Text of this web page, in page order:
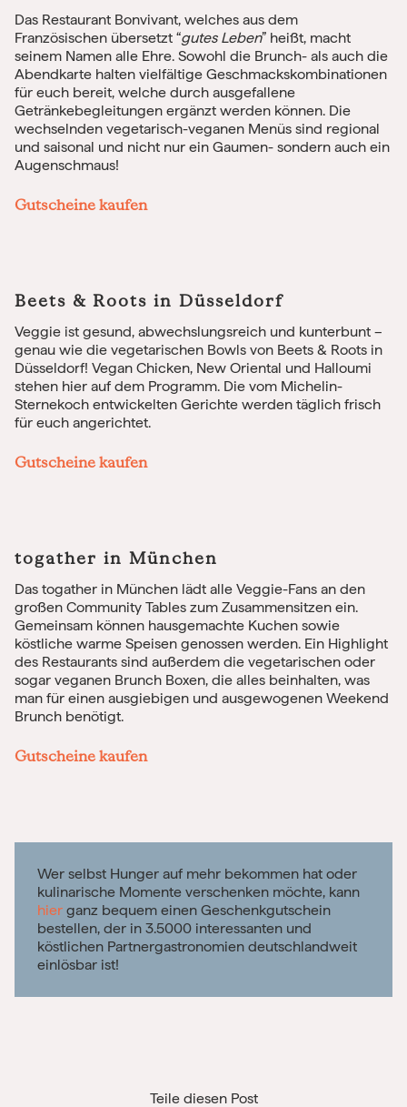
Das Restaurant Bonvivant, welches aus dem
Französischen übersetzt “gutes Leben” heißt, macht
seinem Namen alle Ehre. Sowohl die Brunch- als auch die
Abendkarte halten vielfältige Geschmackskombinationen
für euch bereit, welche durch ausgefallene
Getränkebegleitungen ergänzt werden können. Die
wechselnden vegetarisch-veganen Menüs sind regional
und saisonal und nicht nur ein Gaumen- sondern auch ein
Augenschmaus!
Gutscheine kaufen
Beets & Roots in Düsseldorf
Veggie ist gesund, abwechslungsreich und kunterbunt –
genau wie die vegetarischen Bowls von Beets & Roots in
Düsseldorf! Vegan Chicken, New Oriental und Halloumi
stehen hier auf dem Programm. Die vom Michelin-
Sternekoch entwickelten Gerichte werden täglich frisch
für euch angerichtet.
Gutscheine kaufen
togather in München
Das togather in München lädt alle Veggie-Fans an den
großen Community Tables zum Zusammensitzen ein.
Gemeinsam können hausgemachte Kuchen sowie
köstliche warme Speisen genossen werden. Ein Highlight
des Restaurants sind außerdem die vegetarischen oder
sogar veganen Brunch Boxen, die alles beinhalten, was
man für einen ausgiebigen und ausgewogenen Weekend
Brunch benötigt.
Gutscheine kaufen
Wer selbst Hunger auf mehr bekommen hat oder
kulinarische Momente verschenken möchte, kann
hier ganz bequem einen Geschenkgutschein
bestellen, der in 3.5000 interessanten und
köstlichen Partnergastronomien deutschlandweit
einlösbar ist!
Teile diesen Post